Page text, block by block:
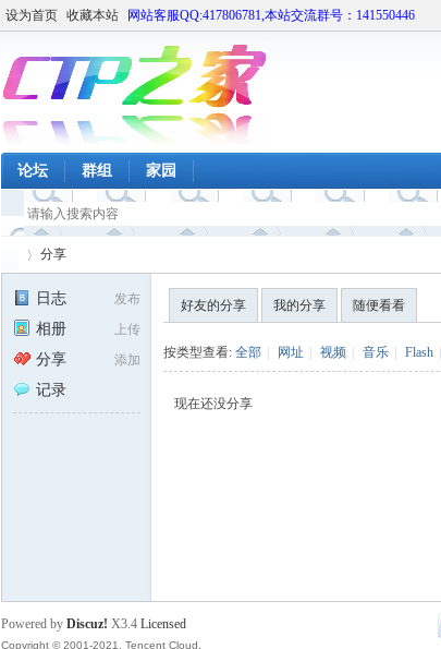
设为首页 收藏本站 网站客服QQ:417806781,本站交流群号：141550446
论坛 群组 家园
分享
发布
日志
上传
相册
添加
分享
记录
好友的分享 我的分享 随便看看
按类型查看: 全部 网址 视频 音乐 Flash
现在还没分享
Powered by Discuz! X3.4 Licensed
Copyright © 2001-2021, Tencent Cloud.